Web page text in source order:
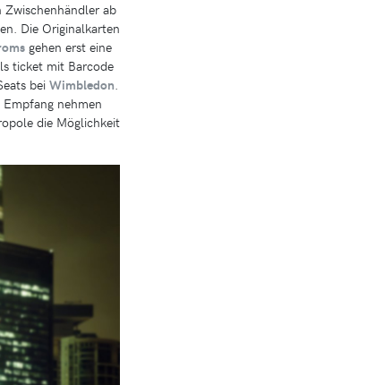
Zwischenhändler ab
Die Originalkarten
gehen erst eine
ticket mit Barcode
bei Wimbledon.
nehmen
die Möglichkeit